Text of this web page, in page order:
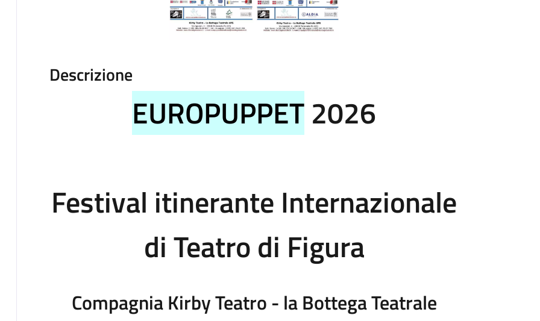
Descrizione
EUROPUPPET2026
Festival itinerante Internazionale
di Teatro di Figura
Compagnia Kirby Teatro - la Bottega Teatrale